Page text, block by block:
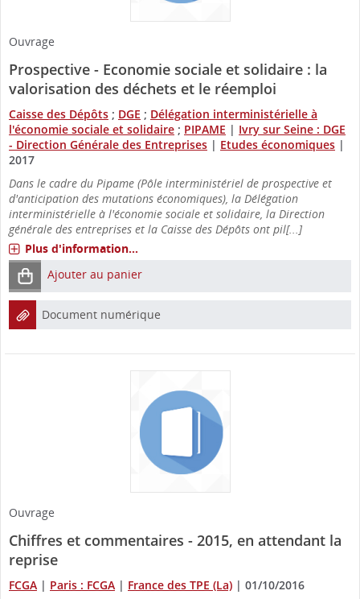
Ouvrage
Prospective - Economie sociale et solidaire : la
valorisation des déchets et le réemploi
Caisse des Dépôts ; DGE ; Délégation interministérielle à
l'économie sociale et solidaire ; PIPAME | Ivry sur Seine : DGE
- Direction Générale des Entreprises | Etudes économiques |
2017
Dans le cadre du Pipame (Pôle interministériel de prospective et
d'anticipation des mutations économiques), la Délégation
interministérielle à l'économie sociale et solidaire, la Direction
générale des entreprises et la Caisse des Dépôts ont pil[...]
Plus d'information...
Ajouter au panier
Document numérique
Ouvrage
Chiffres et commentaires - 2015, en attendant la
reprise
FCGA | Paris : FCGA | France des TPE (La) | 01/10/2016